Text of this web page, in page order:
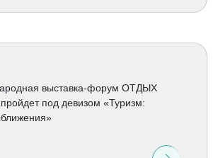
выставка-форум ОТДЫХ
под девизом «Туризм: